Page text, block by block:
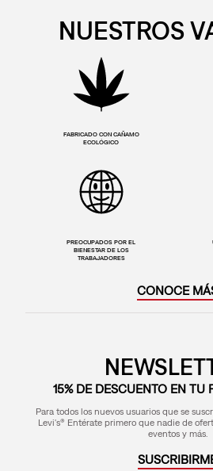
NUESTROS
FABRICADO CON CAÑAMO
ECOLÓGICO
PREOCUPADOS POR EL
BIENESTAR DE LOS
TRABAJADORES
CONOCE
15% DE DESCUENTO EN TU
Para todos los nuevos usuarios que se
Levi's® Entérate primero que nadie de
eventos y más.